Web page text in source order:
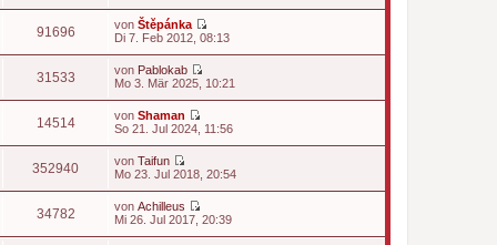
s
t
r
i
t
r
g
91696 von Štěpánka
N
s
t
r
i
t
r
g
Di 7. Feb 2012, 08:13
31533 von Pablokab
N
s
t
r
i
t
r
Mo 3. Mär 2025, 10:21
14514 von Shaman
N
s
t
r
So 21. Jul 2024, 11:56
352940 von Taifun
N
u
e
s
t
Mo 23. Jul 2018, 20:54
34782 von Achilleus
N
Mi 26. Jul 2017, 20:39